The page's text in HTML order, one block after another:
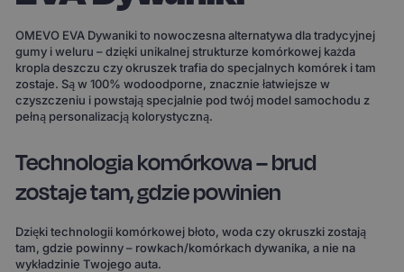
OMEVO EVA Dywaniki to nowoczesna alternatywa dla tradycyjnej
gumy i weluru – dzięki unikalnej strukturze komórkowej każda
kropla deszczu czy okruszek trafia do specjalnych komórek i tam
zostaje. Są w 100% wodoodporne, znacznie łatwiejsze w
czyszczeniu i powstają specjalnie pod twój model samochodu z
pełną personalizacją kolorystyczną.
Technologia komórkowa – brud
zostaje tam, gdzie powinien
Dzięki technologii komórkowej błoto, woda czy okruszki zostają
tam, gdzie powinny – rowkach/komórkach dywanika, a nie na
wykładzinie Twojego auta.